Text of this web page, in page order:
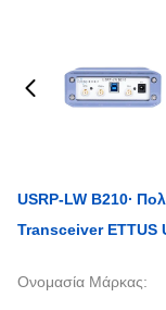
USRP-LW B210∙
Transceiver ETTUS
Ονομασία Μάρκας: